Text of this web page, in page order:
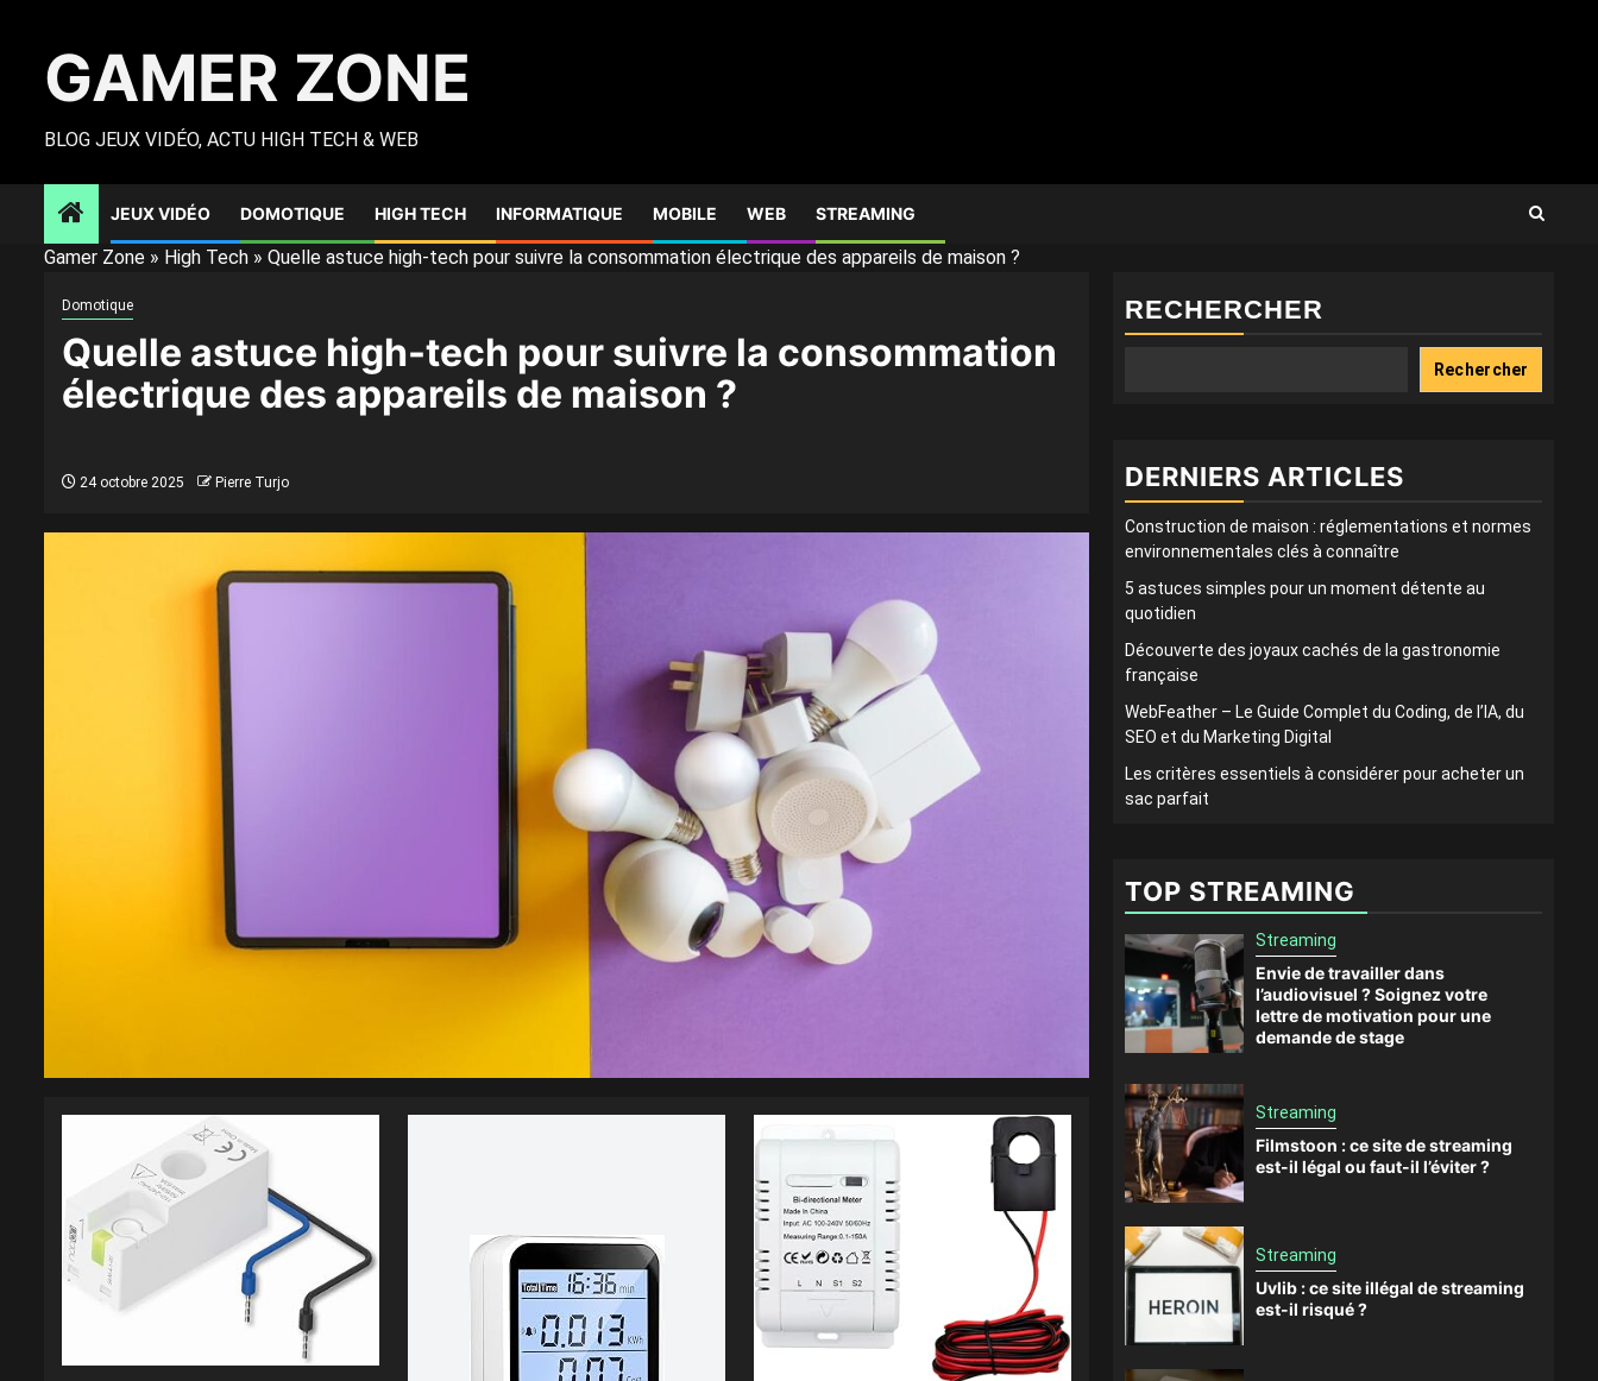
contentGAMER ZONE
BLOG JEUX VIDÉO, ACTU HIGH TECH & WEB
JEUX VIDÉO DOMOTIQUE HIGH TECH INFORMATIQUE MOBILE WEB STREAMING
Gamer Zone » High Tech » Quelle astuce high-tech pour suivre la consommation électrique des appareils de maison ?
Domotique
Quelle astuce high-tech pour suivre la consommation
électrique des appareils de maison ?
24 octobre 2025 Pierre Turjo
RECHERCHER
Rechercher
DERNIERS ARTICLES
Construction de maison : réglementations et normes
environnementales clés à connaître
5 astuces simples pour un moment détente au
quotidien
Découverte des joyaux cachés de la gastronomie
française
WebFeather – Le Guide Complet du Coding, de l’IA, du
SEO et du Marketing Digital
Les critères essentiels à considérer pour acheter un
sac parfait
TOP STREAMING
Streaming
Envie de travailler dans
l’audiovisuel ? Soignez votre
lettre de motivation pour une
demande de stage
Streaming
Filmstoon : ce site de streaming
est-il légal ou faut-il l’éviter ?
Streaming
Uvlib : ce site illégal de streaming
est-il risqué ?